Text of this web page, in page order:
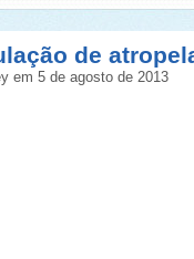
de
em 5 de agosto de 2013